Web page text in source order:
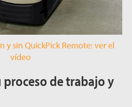
y sin QuickPick Remote: ver el
vídeo
de trabajo y